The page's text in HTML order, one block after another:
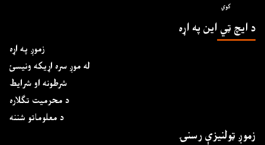
کوي
د ايچ ټي اين په اړه
زموږ په اړه
له موږ سره اړیکه ونیسئ
شرطونه او شرایط
د محرمیت تګلاره
د معلوماتو شننه
زموږ ټولنیزې رسنۍ